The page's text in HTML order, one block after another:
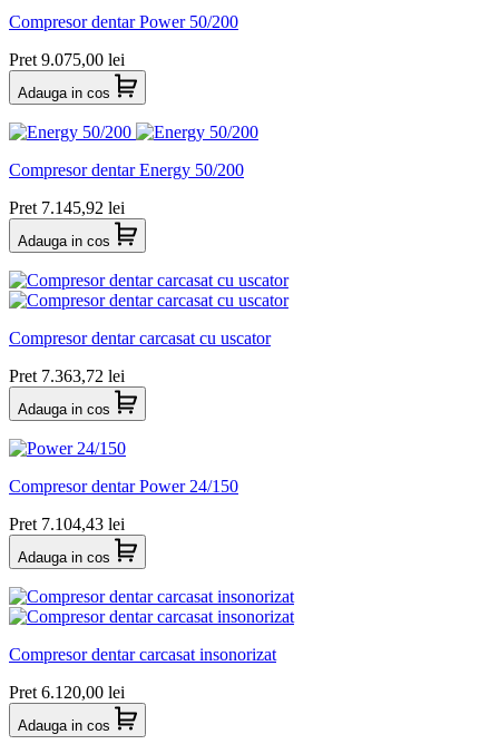
Compresor dentar Power 50/200
Pret 9.075,00 lei
Adauga in cos
Compresor dentar Energy 50/200
Pret 7.145,92 lei
Adauga in cos
Compresor dentar carcasat cu uscator
Pret 7.363,72 lei
Adauga in cos
Compresor dentar Power 24/150
Pret 7.104,43 lei
Adauga in cos
Compresor dentar carcasat insonorizat
Pret 6.120,00 lei
Adauga in cos